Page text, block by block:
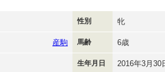
性別 牝
産駒 馬齢 6歳
生年月日 2016年3月30